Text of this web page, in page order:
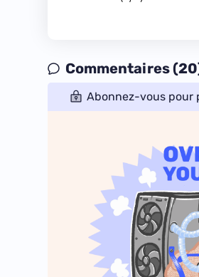
Commentaires
Abonnez-vous pour